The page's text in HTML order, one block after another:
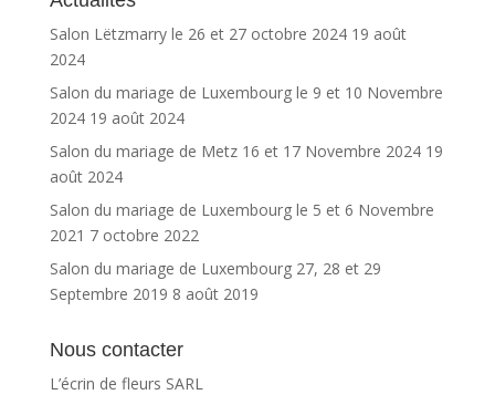
Salon Lëtzmarry le 26 et 27 octobre 2024 19 août
2024
Salon du mariage de Luxembourg le 9 et 10 Novembre
2024 19 août 2024
Salon du mariage de Metz 16 et 17 Novembre 2024 19
août 2024
Salon du mariage de Luxembourg le 5 et 6 Novembre
2021 7 octobre 2022
Salon du mariage de Luxembourg 27, 28 et 29
Septembre 2019 8 août 2019
Nous contacter
L’écrin de fleurs SARL